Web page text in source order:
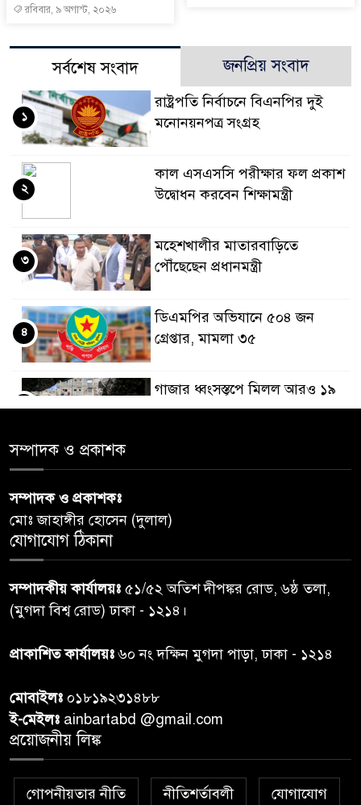
রবিবার, ৯ অগাস্ট, ২০২৬
সর্বশেষ সংবাদ জনপ্রিয় সংবাদ
রাষ্ট্রপতি নির্বাচনে বিএনপির দুই
মনোনয়নপত্র সংগ্রহ
১
কাল এসএসসি পরীক্ষার ফল প্রকাশ
উদ্বোধন করবেন শিক্ষামন্ত্রী
২
মহেশখালীর মাতারবাড়িতে
পৌঁছেছেন প্রধানমন্ত্রী
৩
ডিএমপির অভিযানে ৫০৪ জন
গ্রেপ্তার, মামলা ৩৫
৪
গাজার ধ্বংসস্তূপে মিলল আরও ১৯
লাশ, নিখোঁজ ৮ হাজারের বেশি
৬
বগুড়ায় প্রাইভেটকারের ধাক্কায় স্বামী-
৭
কিসের হাসিনা! শুধু আওয়াজ-
৮
স্বাভাবিক হবে: জ্বালানি মন্ত্রী
৯
অনুষ্ঠিত
১০
সম্পাদক ও প্রকাশক
সম্পাদক ও প্রকাশকঃ
মোঃ জাহাঙ্গীর হোসেন (দুলাল)
যোগাযোগ ঠিকানা
সম্পাদকীয় কার্যালয়ঃ ৫১/৫২ অতিশ দীপঙ্কর রোড, ৬ষ্ঠ তলা,
(মুগদা বিশ্ব রোড) ঢাকা - ১২১৪।
প্রাকাশিত কার্যালয়ঃ৬০ নং দক্ষিন মুগদা পাড়া, ঢাকা - ১২১৪
মোবাইলঃ ০১৮১৯২৩১৪৮৮
ই-মেইলঃ ainbartabd @gmail.com
প্রয়োজনীয় লিঙ্ক
গোপনীয়তার নীতি নীতিশর্তাবলী যোগাযোগ